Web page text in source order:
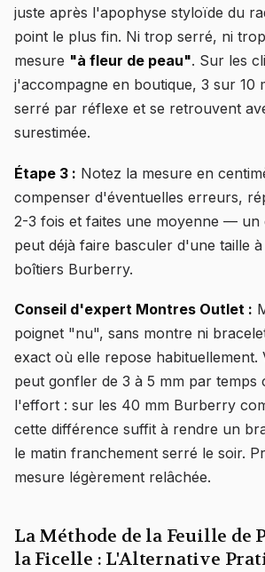
juste après l'apophyse styloïde du
point le plus fin. Ni trop serré, ni
mesure "à fleur de peau". Sur les
j'accompagne en boutique, 3 sur 10
serré par réflexe et se retrouvent
surestimée.
Étape 3 : Notez la mesure en
compenser d'éventuelles erreurs,
2-3 fois et faites une moyenne — un
peut déjà faire basculer d'une taille
boîtiers Burberry.
Conseil d'expert Montres Outlet :
poignet "nu", sans montre ni
exact où elle repose habituellement.
peut gonfler de 3 à 5 mm par temps
l'effort : sur les 40 mm Burberry
cette différence suffit à rendre un
le matin franchement serré le soir.
mesure légèrement relâchée.
La Méthode de la Feuille de
la Ficelle : L'Alternative